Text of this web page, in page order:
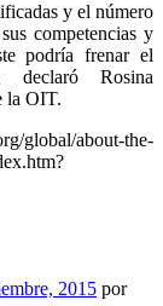
y el número
competencias y
podría frenar el
declaró Rosina
la OIT.
about-the-
2015 por